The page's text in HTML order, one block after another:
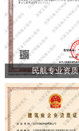
民航专业资质